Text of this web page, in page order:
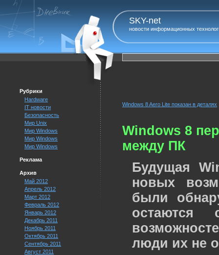
SKY-net
новости информационных
Рубрики
Hardware
IT новости
Безопасность
Мир Unix
Мир Windows
Мир Windows
Мир Windows
Реклама
Архив
Май 2012
Апрель 2012
Март 2012
Февраль 2012
Январь 2012
Декабрь 2011
Ноябрь 2011
Октябрь 2011
Сентябрь 2011
Август 2011
Windows 8 Aero Lite показан в деталях
Windows 8
между ПК
Будущая
новых
были
остаются
люди их не